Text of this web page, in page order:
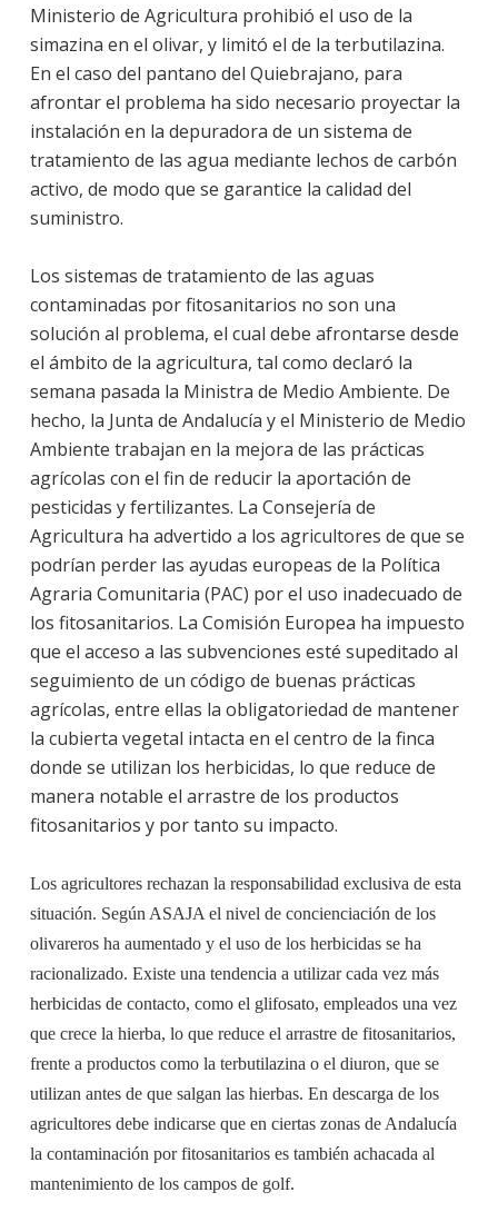
Ministerio de Agricultura prohibió el uso de la
simazina en el olivar, y limitó el de la terbutilazina.
En el caso del pantano del Quiebrajano, para
afrontar el problema ha sido necesario proyectar la
instalación en la depuradora de un sistema de
tratamiento de las agua mediante lechos de carbón
activo, de modo que se garantice la calidad del
suministro.
Los sistemas de tratamiento de las aguas
contaminadas por fitosanitarios no son una
solución al problema, el cual debe afrontarse desde
el ámbito de la agricultura, tal como declaró la
semana pasada la Ministra de Medio Ambiente. De
hecho, la Junta de Andalucía y el Ministerio de Medio
Ambiente trabajan en la mejora de las prácticas
agrícolas con el fin de reducir la aportación de
pesticidas y fertilizantes. La Consejería de
Agricultura ha advertido a los agricultores de que se
podrían perder las ayudas europeas de la Política
Agraria Comunitaria (PAC) por el uso inadecuado de
los fitosanitarios. La Comisión Europea ha impuesto
que el acceso a las subvenciones esté supeditado al
seguimiento de un código de buenas prácticas
agrícolas, entre ellas la obligatoriedad de mantener
la cubierta vegetal intacta en el centro de la finca
donde se utilizan los herbicidas, lo que reduce de
manera notable el arrastre de los productos
fitosanitarios y por tanto su impacto.
Los agricultores rechazan la responsabilidad exclusiva de esta
situación. Según ASAJA el nivel de concienciación de los
olivareros ha aumentado y el uso de los herbicidas se ha
racionalizado. Existe una tendencia a utilizar cada vez más
herbicidas de contacto, como el glifosato, empleados una vez
que crece la hierba, lo que reduce el arrastre de fitosanitarios,
frente a productos como la terbutilazina o el diuron, que se
utilizan antes de que salgan las hierbas. En descarga de los
agricultores debe indicarse que en ciertas zonas de Andalucía
la contaminación por fitosanitarios es también achacada al
mantenimiento de los campos de golf.